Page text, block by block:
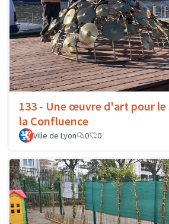
133 - Une œuvre d'art pour le
la Confluence
Ville de Lyon 0 0